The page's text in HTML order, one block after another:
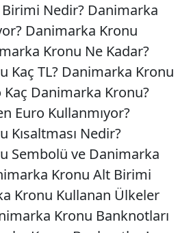
Nedir? Danimarka
Danimarka Kronu
Kronu Ne Kadar?
Kaç TL? Danimarka Kronu
Kaç Danimarka Kronu?
Euro Kullanmıyor?
Kısaltması Nedir?
Sembolü ve Danimarka
Kronu Alt Birimi
Kronu Kullanan Ülkeler
Kronu Banknotları